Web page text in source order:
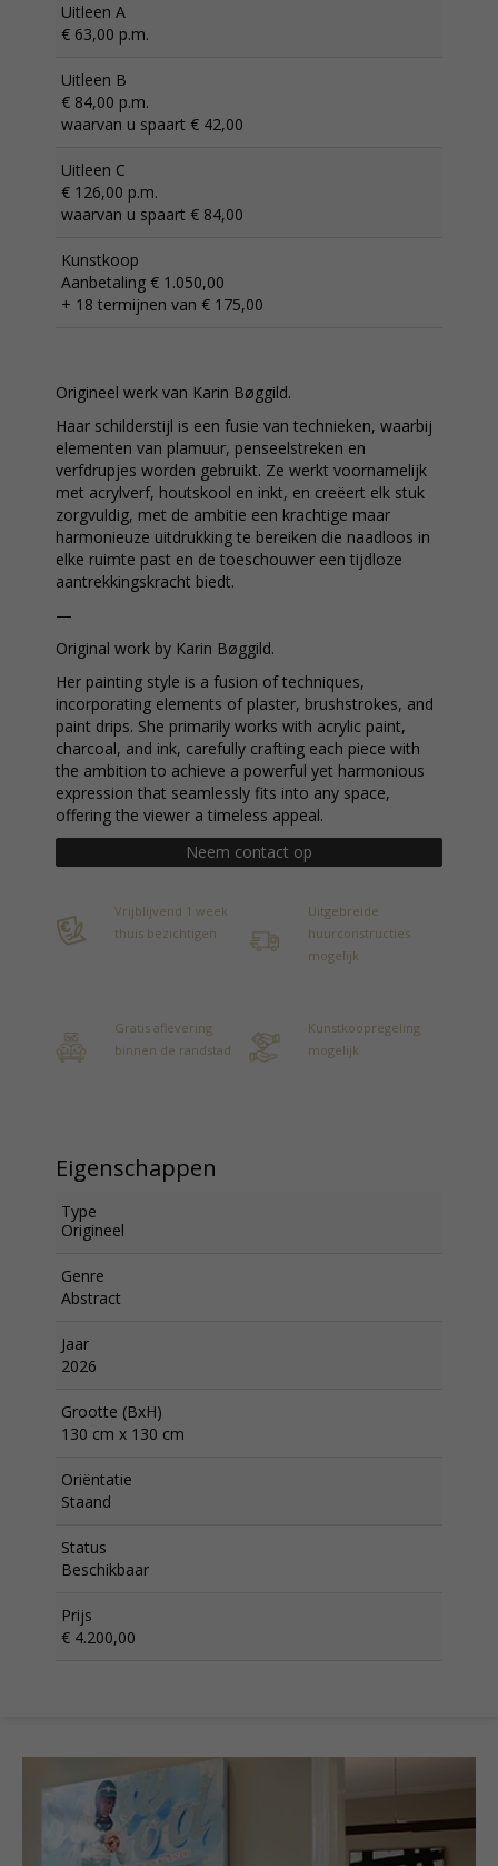
Uitleen A
€ 63,00 p.m.
Uitleen B
€ 84,00 p.m.
waarvan u spaart € 42,00
Uitleen C
€ 126,00 p.m.
waarvan u spaart € 84,00
Kunstkoop
Aanbetaling € 1.050,00
+ 18 termijnen van € 175,00
Origineel werk van Karin Bøggild.
Haar schilderstijl is een fusie van technieken, waarbij
elementen van plamuur, penseelstreken en
verfdrupjes worden gebruikt. Ze werkt voornamelijk
met acrylverf, houtskool en inkt, en creëert elk stuk
zorgvuldig, met de ambitie een krachtige maar
harmonieuze uitdrukking te bereiken die naadloos in
elke ruimte past en de toeschouwer een tijdloze
aantrekkingskracht biedt.
—
Original work by Karin Bøggild.
Her painting style is a fusion of techniques,
incorporating elements of plaster, brushstrokes, and
paint drips. She primarily works with acrylic paint,
charcoal, and ink, carefully crafting each piece with
the ambition to achieve a powerful yet harmonious
expression that seamlessly fits into any space,
offering the viewer a timeless appeal.
Neem contact op
Vrijblijvend 1 week
thuis bezichtigen
Uitgebreide
huurconstructies
mogelijk
Gratis aflevering
binnen de randstad
Kunstkoopregeling
mogelijk
Eigenschappen
Type
Origineel
Genre
Abstract
Jaar
2026
Grootte (BxH)
130 cm x 130 cm
Oriëntatie
Staand
Status
Beschikbaar
Prijs
€ 4.200,00